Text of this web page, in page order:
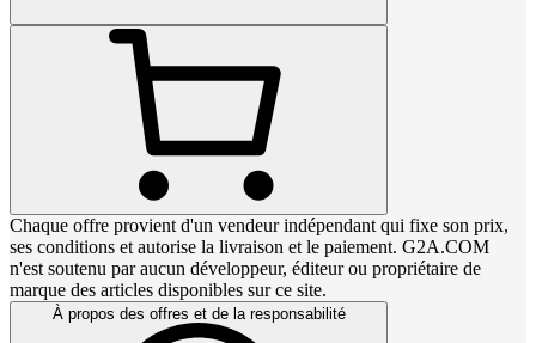
Chaque offre provient d'un vendeur indépendant qui fixe son prix,
ses conditions et autorise la livraison et le paiement. G2A.COM
n'est soutenu par aucun développeur, éditeur ou propriétaire de
marque des articles disponibles sur ce site.
À propos des offres et de la responsabilité